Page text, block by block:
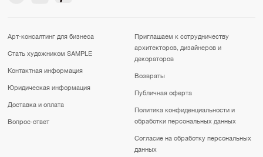
Арт-консалтинг для бизнеса
Стать художником SAMPLE
Контактная информация
Юридическая информация
Доставка и оплата
Вопрос-ответ
Приглашаем к сотрудничеству
архитекторов, дизайнеров и
декораторов
Возвраты
Публичная оферта
Политика конфиденциальности и
обработки персональных данных
Согласие на обработку персональных
данных